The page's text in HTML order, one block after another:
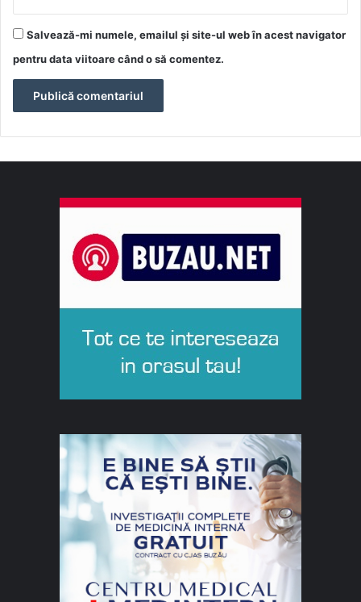
Salvează-mi numele, emailul și site-ul web în acest navigator
pentru data viitoare când o să comentez.